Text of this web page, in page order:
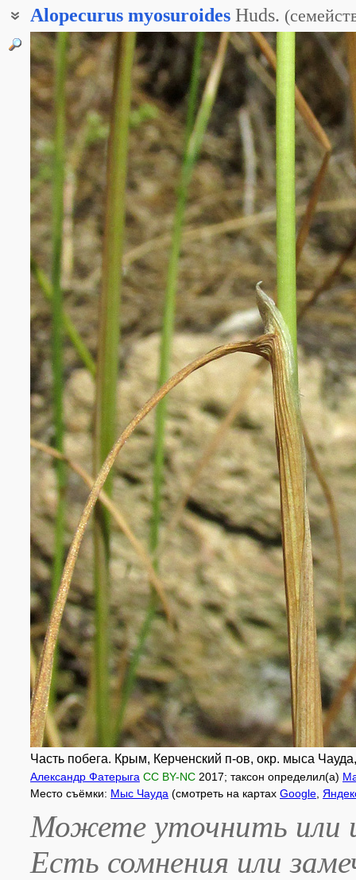
Alopecurus myosuroides Huds. (
Лисохвост мышехвостиковидный
Лисохвост мышехвостниковый
Часть побега. Крым, Керченский п-ов, окр. мыса
Александр Фатерыга CC BY-NC 2017; таксон определил(а)
Место съёмки: Мыс Чауда (смотреть на картах Google
Можете уточнить или
Есть сомнения или